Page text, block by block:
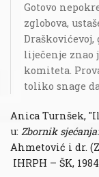
Gotovo
zglobova,
Draškovićevoj,
liječenje znao
komiteta.
toliko snage
Anica Turnšek,
u: Zbornik
Ahmetović i dr.
IHRPH – ŠK,